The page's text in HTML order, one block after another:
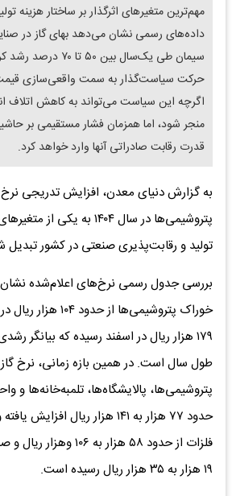
مهم‌ترین متغیرهای اثرگذار بر ساختار هزینه
داده‌های رسمی نشان می‌دهد بهای گاز در
سیمان طی یک‌سال بین ۵۰
حرکت سیاست‌گذار به سمت واقعی‌سازی
اگرچه این سیاست می‌تواند به کاهش اتلاف
منجر شود، اما همزمان فشار مستقیمی بر
قدرت رقابت صادراتی آنها وارد خواهد کرد.
به گزارش دنیای معدن، افزایش تدریجی
پتروشیمی‌ها در سال ۱۴۰۴ به
تولید و رقابت‌پذیری صنعتی در کشور
بررسی جدول رسمی نرخ‌های اعلام‌شده
خوراک پتروشیمی‌ها از
طول سال است. در همین بازه زمانی، نرخ
پتروشیمی‌ها، پالایشگاه‌ها، تلمبه‌خانه‌ها و
حدود ۷۷ هزار به ۱۴۱ هزار ریال
فلزات از حدود ۵۸ هزار به
۱۹ هزار به ۳۵ هزار ریال رسیده است.